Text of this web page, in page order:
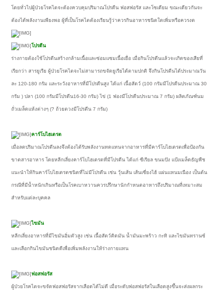
โดยทั่วไปผู้ป่วยโรคไตจะต้องควบคุมปริมาณโปรตีน ฟอสฟอรัส และโซเดียม ขณะเดียวกันจะ
ต้องได้พลังงานเพียงพอ ผู้ที่เป็นโรคไตต้องเรียนรู้ว่าควรกินอาหารชนิดใดเพิ่มหรือควรงด
โปรตีน
ร่างกายต้องใช้โปรตีนสร้างกล้ามเนื้อและซ่อมแซมเนื้อเยื่อ เมื่อกินโปรตีนแล้วจะเกิดของเสียที่
เรียกว่า สารยูเรีย ผู้ป่วยโรคไตจะไม่สามารถขจัดยูเรียได้ตามปกติ จึงกินโปรตีนได้ประมาณวัน
ละ 120-180 กรัม และระวังอาหารที่มีโปรตีนสูง ได้แก่ เนื้อสัตว์ (100 กรัมมีโปรตีนประมาณ 30
กรัม ) ปลา (100 กรัมมีโปรตีน16-30 กรัม) ไข่ (1 ฟองมีโปรตีนประมาณ 7 กรัม) ผลิตภัณฑ์นม
ถั่วเมล็ดแห้งต่างๆ (? ถ้วยตวงมีโปรตีน 7 กรัม)
คาร์โบไฮเดรต
เมื่อลดปริมาณโปรตีนลงจึงต้องได้รับพลังงานทดแทนจากอาหารที่มีคาร์โบไฮเดรตเพื่อป้องกัน
ขาดสารอาหาร โดยหลีกเลี่ยงคาร์โบไฮเดรตที่มีโปรตีน ได้แก่ ซีเรียล ขนมปัง แป้งเมล็ดธัญพืช
แนะนำให้กินคาร์โบไฮเดรตชนิดที่ไม่มีโปรตีน เช่น วุ้นเส้น เส้นเซี่ยงไฮ้ แผ่นแหนมเนือง เป็นต้น
กรณีที่มีน้ำหนักเกินหรือเป็นโรคเบาหวานควรปรึกษานักกำหนดอาหารถึงปริมาณที่เหมาะสม
สำหรับแต่ละบุคคล
ไขมัน
หลีกเลี่ยงอาหารที่มีไขมันอิ่มตัวสูง เช่น เนื้อสัตว์ติดมัน น้ำมันมะพร้าว กะทิ และไขมันทรานซ์
และเลือกกินไขมันชนิดดีเพื่อเพิ่มพลังงานให้ร่างกายแทน
ฟอสฟอรัส
ผู้ป่วยโรคไตจะขจัดฟอสฟอรัสจากเลือดได้ไม่ดี เมื่อระดับฟอสฟอรัสในเลือดสูงขึ้นจะส่งผลกระ